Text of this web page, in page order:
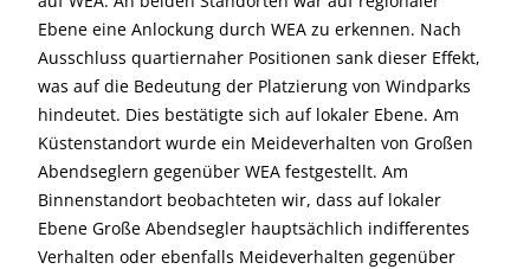
Ebene eine Anlockung durch WEA zu erkennen. Nach
Ausschluss quartiernaher Positionen sank dieser Effekt,
was auf die Bedeutung der Platzierung von Windparks
hindeutet. Dies bestätigte sich auf lokaler Ebene. Am
Küstenstandort wurde ein Meideverhalten von Großen
Abendseglern gegenüber WEA festgestellt. Am
Binnenstandort beobachteten wir, dass auf lokaler
Ebene Große Abendsegler hauptsächlich indifferentes
Verhalten oder ebenfalls Meideverhalten gegenüber